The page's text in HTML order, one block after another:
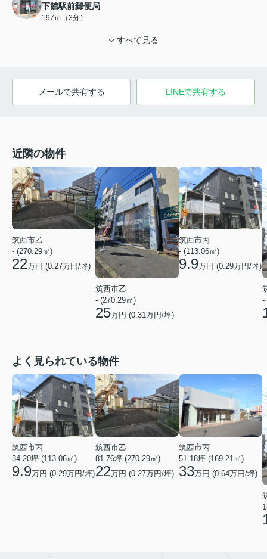
下館駅前郵便局
197ｍ（3分）
すべて見る
メールで共有する LINEで共有する
近隣の物件
筑西市乙
- (270.29㎡)
22万円 (0.27万円/坪)
筑西市乙
- (270.29㎡)
25万円 (0.31 万円/坪)
筑西市丙
- (113.06㎡)
9.9万円 (0.29万円/坪)
-
よく見られている物件
筑西市丙
34.20坪 (113.06㎡)
9.9万円 (0.29万円/坪)
筑西市乙
81.76坪 (270.29㎡)
22万円 (0.27万円/坪)
筑西市丙
51.18坪 (169.21㎡)
33万円 (0.64万円/坪)